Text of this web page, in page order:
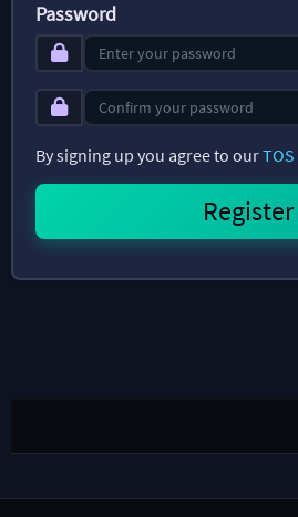
Password
By signing up you agree to ourTOS